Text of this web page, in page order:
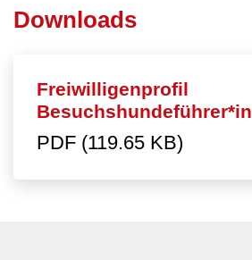
Downloads
Freiwilligenprofil
Besuchshundeführer*in
PDF (119.65 KB)